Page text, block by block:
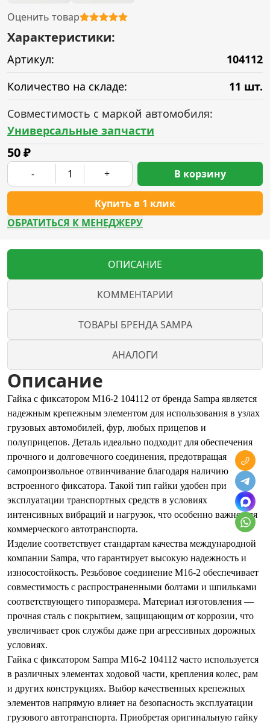
Оценить товар
Характеристики:
Артикул:
104112
Количество на складе:
11 шт.
Совместимость с маркой автомобиля:
Универсальные запчасти
50₽
- +
Купить в 1 клик
В корзину
ОБРАТИТЬСЯ К МЕНЕДЖЕРУ
ОПИСАНИЕ
КОММЕНТАРИИ
ТОВАРЫ БРЕНДА SAMPA
АНАЛОГИ
Описание
Гайка с фиксатором M16-2 104112 от бренда Sampa является
надежным крепежным элементом для использования в узлах
грузовых автомобилей, фур, любых прицепов и
полуприцепов. Деталь идеально подходит для обеспечения
прочного и долговечного соединения, предотвращая
самопроизвольное отвинчивание благодаря наличию
встроенного фиксатора. Такой тип гайки удобен при
эксплуатации транспортных средств в условиях
интенсивных вибраций и нагрузок, что особенно важно для
коммерческого автотранспорта.
Изделие соответствует стандартам качества международной
компании Sampa, что гарантирует высокую надежность и
износостойкость. Резьбовое соединение M16-2 обеспечивает
совместимость с распространенными болтами и шпильками
соответствующего типоразмера. Материал изготовления —
прочная сталь с покрытием, защищающим от коррозии, что
увеличивает срок службы даже при агрессивных дорожных
условиях.
Гайка с фиксатором Sampa M16-2 104112 часто используется
в различных элементах ходовой части, крепления колес, рам
и других конструкциях. Выбор качественных крепежных
элементов напрямую влияет на безопасность эксплуатации
грузового автотранспорта. Приобретая оригинальную гайку